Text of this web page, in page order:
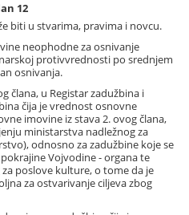
12
biti u stvarima, pravima i novcu.
neophodne za osnivanje
protivvrednosti po srednjem
osnivanja.
člana, u Registar zadužbina i
čija je vrednost osnovne
imovine iz stava 2. ovog člana,
ministarstva nadležnog za
odnosno za zadužbine koje se
Vojvodine - organa te
poslove kulture, o tome da je
za ostvarivanje ciljeva zbog